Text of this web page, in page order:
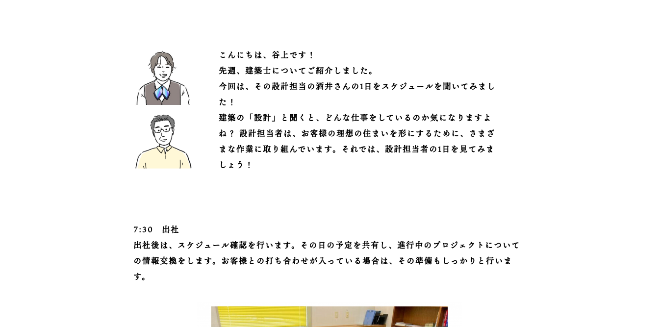
こんにちは、谷上です！
先週、建築士についてご紹介しました。
今回は、その設計担当の酒井さんの1日をスケジュールを聞いてみまし
た！
建築の「設計」と聞くと、どんな仕事をしているのか気になりますよ
ね？ 設計担当者は、お客様の理想の住まいを形にするために、さまざ
まな作業に取り組んでいます。それでは、設計担当者の1日を見てみま
しょう！
7:30 出社
出社後は、スケジュール確認を行います。その日の予定を共有し、進行中のプロジェクトについて
の情報交換をします。お客様との打ち合わせが入っている場合は、その準備もしっかりと行いま
す。